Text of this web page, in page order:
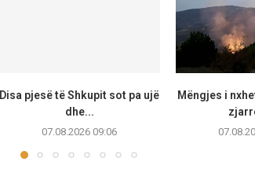
Disa pjesë të Shkupit sot pa ujë
dhe...
07.08.2026 09:06
Mëngjes i